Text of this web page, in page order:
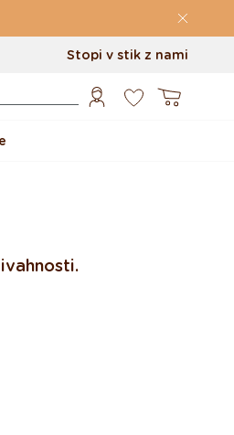
Stopi v stik z nami
Košarica